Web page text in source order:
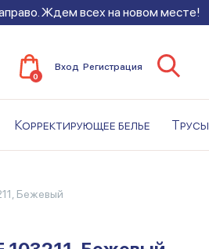
Ждем всех на новом месте!
0
Вход Регистрация
Корректирующее белье Трусы
Бежевый